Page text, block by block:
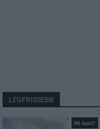
LEGFRISSEBB
Mi épül?